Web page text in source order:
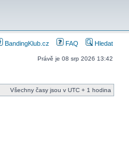
BandingKlub.cz FAQ Hledat
Právě je 08 srp 2026 13:42
Všechny časy jsou v UTC + 1 hodina